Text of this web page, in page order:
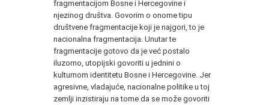
fragmentacijom Bosne i Hercegovine i
njezinog društva. Govorim o onome tipu
društvene fragmentacije koji je najgori, to je
nacionalna fragmentacija. Unutar te
fragmentacije gotovo da je već postalo
iluzorno, utopijski govoriti u jednini o
kulturnom identitetu Bosne i Hercegovine. Jer
agresivne, vladajuće, nacionalne politike u toj
zemlji inzistiraju na tome da se može govoriti